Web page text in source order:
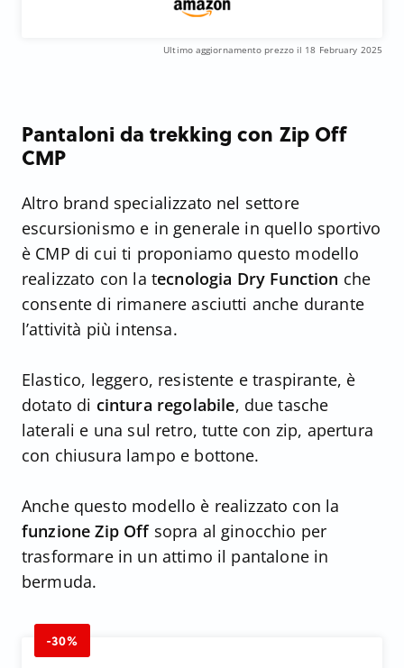
Ultimo aggiornamento prezzo il 18 February 2025
Pantaloni da trekking con Zip Off
CMP
Altro brand specializzato nel settore
escursionismo e in generale in quello sportivo
è CMP di cui ti proponiamo questo modello
realizzato con la tecnologia Dry Function che
consente di rimanere asciutti anche durante
l’attività più intensa.
Elastico, leggero, resistente e traspirante, è
dotato di cintura regolabile, due tasche
laterali e una sul retro, tutte con zip, apertura
con chiusura lampo e bottone.
Anche questo modello è realizzato con la
funzione Zip Off sopra al ginocchio per
trasformare in un attimo il pantalone in
bermuda.
-30%